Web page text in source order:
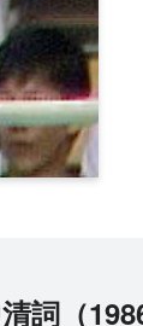
詞（